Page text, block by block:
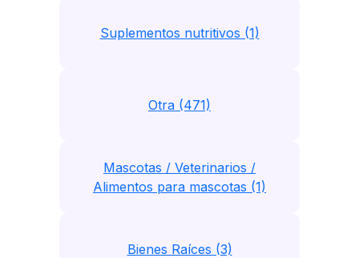
Suplementos nutritivos (1)
Otra (471)
Mascotas / Veterinarios /
Alimentos para mascotas (1)
Bienes Raíces (3)